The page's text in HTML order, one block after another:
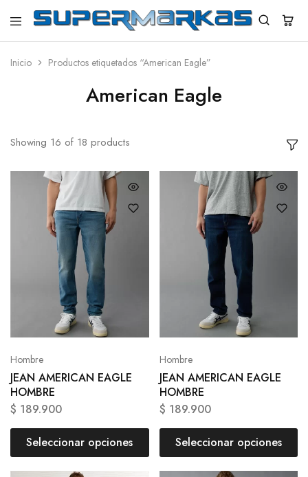
SuperMarkas
Ropa
con
Inicio Productos etiquetados “American Eagle”
American Eagle
Showing 16 of 18 products
Hombre
JEAN AMERICAN EAGLE
HOMBRE
$ 189.900
Seleccionar opciones
Hombre
JEAN AMERICAN EAGLE
HOMBRE
$ 189.900
Seleccionar opciones